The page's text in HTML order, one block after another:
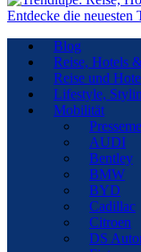
Blog
Reise, Hotels
Reise und
Lifestyle,
Mobilität
AUDI
Bentley
BMW
BYD
Cadillac
Citroen
DS